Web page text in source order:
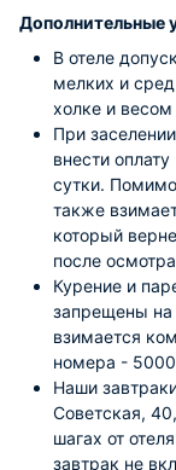
Дополнительные
В отеле
мелких и
холке и весом
При
внести
сутки.
также
который
после
Курение и
запрещены на
взимается
номера -
Наши
Советская,
шагах от
завтрак не